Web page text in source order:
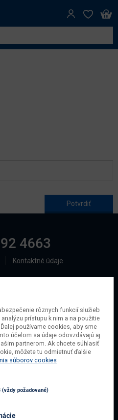
4663
Kontaktné údaje
spoločnosti
podmienky
údajov
Blog
rôznych funkcií služieb
prístupu k nim a na použitie
používame cookies, aby sme
účelom sa údaje odovzdávajú aj
partnerom. Ak chcete súhlasiť
môžete tu odmietnuť ďalšie
súborov cookies
(vždy požadované)